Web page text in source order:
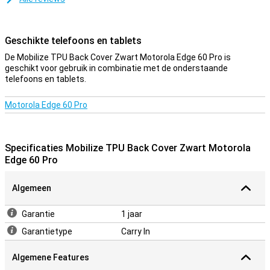
Geschikte telefoons en tablets
De Mobilize TPU Back Cover Zwart Motorola Edge 60 Pro is
geschikt voor gebruik in combinatie met de onderstaande
telefoons en tablets.
Motorola Edge 60 Pro
Specificaties Mobilize TPU Back Cover Zwart Motorola
Edge 60 Pro
Algemeen
Garantie
1 jaar
Garantietype
Carry In
Algemene Features